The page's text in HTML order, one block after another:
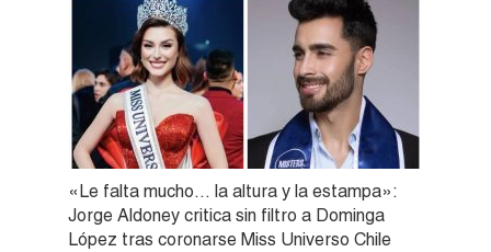
«Le falta mucho… la altura y la estampa»:
Jorge Aldoney critica sin filtro a Dominga
López tras coronarse Miss Universo Chile